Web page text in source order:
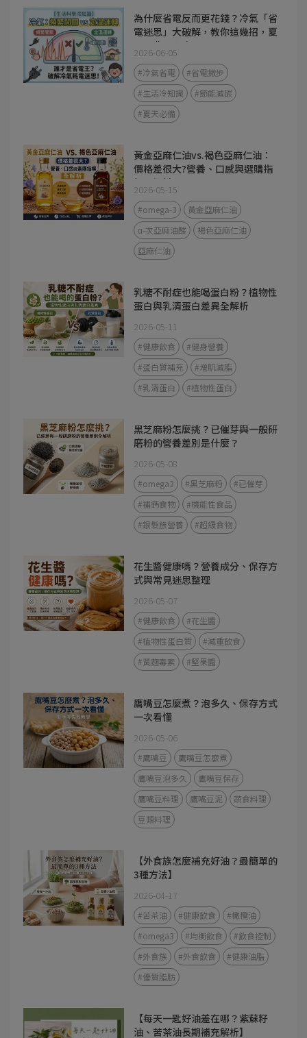
為什麼省電反而更花錢？冷氣「省
電迷思」大破解，教你這幾招，夏
天電費不心疼
2026-06-05
#冷氣省電
#省電撇步
#生活冷知識
#節能減碳
#夏天必備
黃金亞麻仁油vs.褐色亞麻仁油：
價格差很大?營養、口感與選購指
標全解析
2026-05-15
#omega-3
黃金亞麻仁油
α-次亞麻油酸
褐色亞麻仁油
亞麻仁油
乳糖不耐症也能喝蛋白粉？植物性
蛋白與乳清蛋白差異全解析
2026-05-11
#健康飲食
#健身營養
#蛋白質補充
#增肌減脂
#乳清蛋白
#植物性蛋白
黑芝麻粉怎麼挑？已催芽與一般研
磨粉的營養差別是什麼？
2026-05-08
#omega3 #黑芝麻粉
#已催芽
#補鈣食物
#機能性食品
#銀髮族營養
#超級食物
花生醬健康嗎？營養成分、保存方
式與常見迷思整理
2026-05-07
#健康飲食
#花生醬
#植物性蛋白質
#減重飲食
#黃麴毒素
#堅果醬
鷹嘴豆怎麼煮？泡多久、保存方式
一次看懂
2026-05-06
#鷹嘴豆
鷹嘴豆怎麼煮
鷹嘴豆泡多久
鷹嘴豆保存
鷹嘴豆料理
鷹嘴豆泥
蔬食料理
豆類料理
【外食族怎麼補充好油？最簡單的
3種方法】
2026-04-17
#苦茶油 #健康飲食
#橄欖油
#omega3
#均衡飲食
#飲食控制
#外食族
#外食飲食
#健康油脂
#優質脂肪
【每天一匙好油差在哪？紫蘇籽
油、苦茶油長期補充解析】